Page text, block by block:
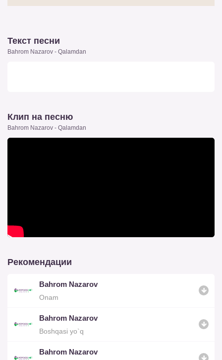
Текст песни
Bahrom Nazarov - Qalamdan
Клип на песню
Bahrom Nazarov - Qalamdan
Рекомендации
Bahrom Nazarov
Onam
Bahrom Nazarov
Boshqasi yo`q
Bahrom Nazarov